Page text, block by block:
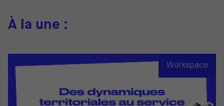
À la une :
Workspace